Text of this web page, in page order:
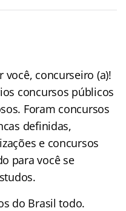
concurseiro (a)!
concursos públicos
Foram concursos
definidas,
e concursos
para você se
do Brasil todo.